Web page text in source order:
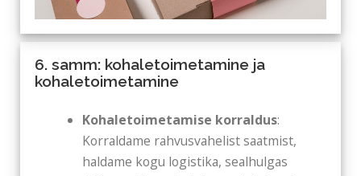
6. samm: kohaletoimetamine ja
kohaletoimetamine
Kohaletoimetamise korraldus:
Korraldame rahvusvahelist saatmist,
haldame kogu logistika, sealhulgas